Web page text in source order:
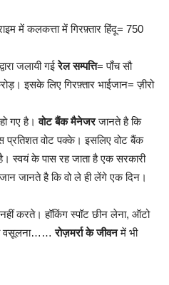
में कलकत्ता में गिरफ़्तार हिंदू= 750
जलायी गईरेल सम्पत्ति= पाँच सौ
इसके लिए गिरफ़्तार भाईजान= ज़ीरो
गए है।वोट बैंक मैनेजरजानते है कि
प्रतिशत वोट पक्के। इसलिए वोट बैंक
स्वयं के पास रह जाता है एक सरकारी
जानते है कि वो ले ही लेंगे एक दिन।
करते। हॉकिंग स्पॉट छीन लेना, ऑटो
वसूलना……रोज़मर्रा के जीवनमें भी